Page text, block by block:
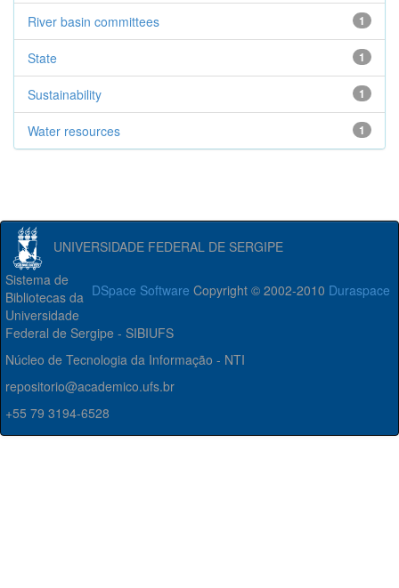
1
River basin committees
1
State
1
Sustainability
1
Water resources
UNIVERSIDADE FEDERAL DE SERGIPE
DSpace Software Copyright © 2002-2010 Duraspace
Sistema de
Bibliotecas da
Universidade
Federal de Sergipe - SIBIUFS
Núcleo de Tecnologia da Informação - NTI
repositorio@academico.ufs.br
+55 79 3194-6528